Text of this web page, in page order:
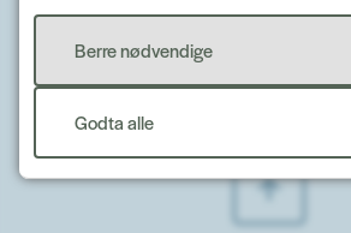
Ja
Til toppen
Berre nødvendige
Godta alle